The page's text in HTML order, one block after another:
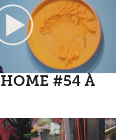
#54 À